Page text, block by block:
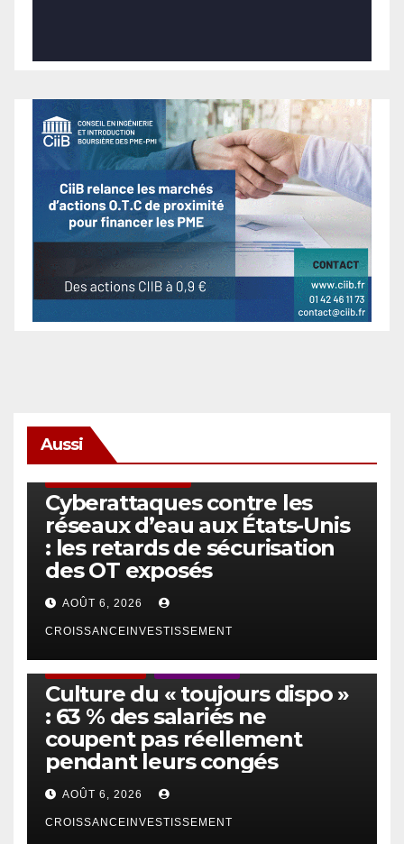
Aussi
Cyberattaques contre les
réseaux d’eau aux États-Unis
: les retards de sécurisation
des OT exposés
AOÛT 6, 2026
CROISSANCEINVESTISSEMENT
Culture du « toujours dispo »
: 63 % des salariés ne
coupent pas réellement
pendant leurs congés
AOÛT 6, 2026
CROISSANCEINVESTISSEMENT